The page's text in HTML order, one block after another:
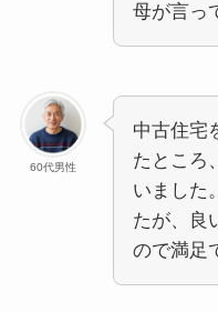
母が言っ
60代男性
中古住宅
たところ
いました
たが、良
ので満足